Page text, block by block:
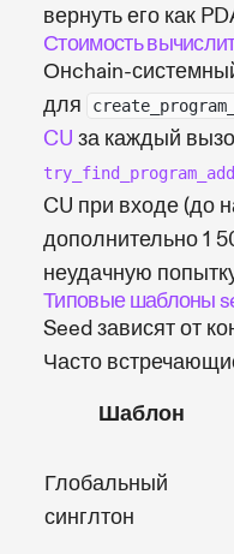
вернуть его как
Стоимость
Онchain-
для
CU за каждый
CU при входе (до
дополнительно 1
неудачную
Типовые шаблоны
Seed зависят от
Часто
Шаблон
Глобальный
синглтон